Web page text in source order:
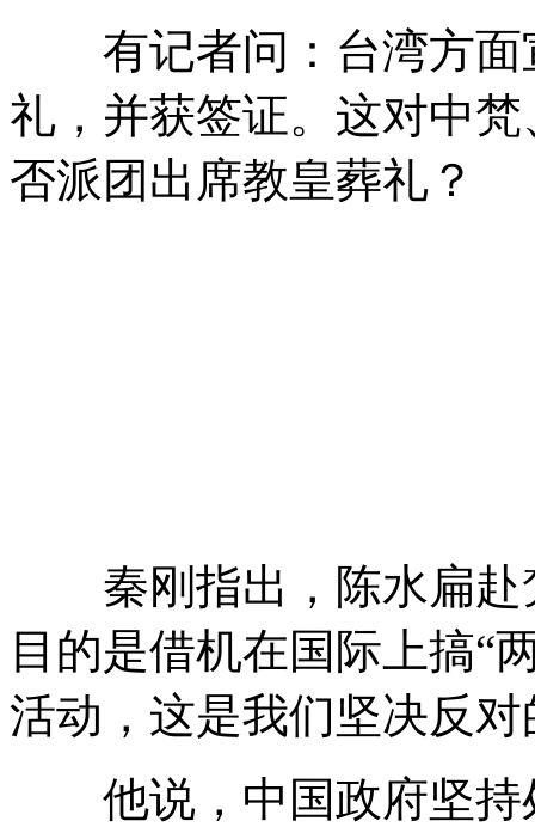
有记者问：台湾方面
礼，并获签证。这对中
否派团出席教皇葬礼？
秦刚指出，陈水扁赴
目的是借机在国际上搞“
活动，这是我们坚决反对
他说，中国政府坚持